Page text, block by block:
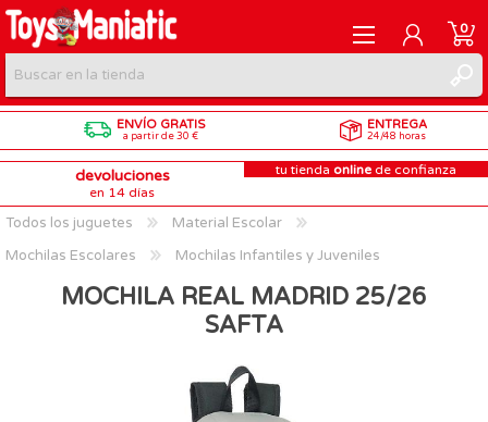
REGISTRARME
INICIAR SESIÓN
0
ENVÍO GRATIS
a partir de 30 €
ENTREGA
24/48 horas
devoluciones
en 14 días
tu tienda online de confianza
Todos los juguetes
Material Escolar
Mochilas Escolares
Mochilas Infantiles y Juveniles
MOCHILA REAL MADRID 25/26
SAFTA